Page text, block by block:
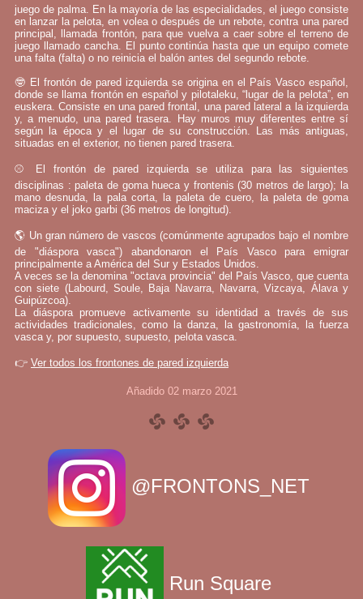
juego de palma. En la mayoría de las especialidades, el juego consiste
en lanzar la pelota, en volea o después de un rebote, contra una pared
principal, llamada frontón, para que vuelva a caer sobre el terreno de
juego llamado cancha. El punto continúa hasta que un equipo comete
una falta (falta) o no reinicia el balón antes del segundo rebote.
🤓 El frontón de pared izquierda se origina en el País Vasco español,
donde se llama frontón en español y pilotaleku, “lugar de la pelota”, en
euskera. Consiste en una pared frontal, una pared lateral a la izquierda
y, a menudo, una pared trasera. Hay muros muy diferentes entre sí
según la época y el lugar de su construcción. Las más antiguas,
situadas en el exterior, no tienen pared trasera.
⚾ El frontón de pared izquierda se utiliza para las siguientes
disciplinas : paleta de goma hueca y frontenis (30 metros de largo); la
mano desnuda, la pala corta, la paleta de cuero, la paleta de goma
maciza y el joko garbi (36 metros de longitud).
🌎 Un gran número de vascos (comúnmente agrupados bajo el nombre
de "diáspora vasca") abandonaron el País Vasco para emigrar
principalmente a América del Sur y Estados Unidos.
A veces se la denomina "octava provincia" del País Vasco, que cuenta
con siete (Labourd, Soule, Baja Navarra, Navarra, Vizcaya, Álava y
Guipúzcoa).
La diáspora promueve activamente su identidad a través de sus
actividades tradicionales, como la danza, la gastronomía, la fuerza
vasca y, por supuesto, supuesto, pelota vasca.
👉 Ver todos los frontones de pared izquierda
Añadido 02 marzo 2021
@FRONTONS_NET
Run Square